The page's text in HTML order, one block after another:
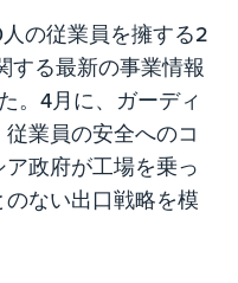
の従業員を擁する2
する最新の事業情報
。4月に、ガーディ
業員の安全へのコ
政府が工場を乗っ
ない出口戦略を模